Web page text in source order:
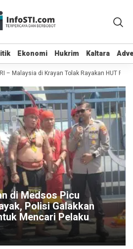
Ekonomi Hukrim Kaltara
Ekonomi Hukrim Kaltara
di Krayan Tolak Rayakan HUT RI 81
di Medsos Picu
Polisi Galakkan
Mencari Pelaku